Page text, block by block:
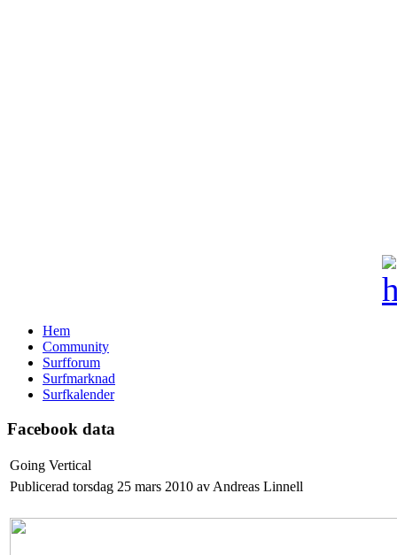
Hem
Community
Surfforum
Surfmarknad
Surfkalender
Facebook data
Going Vertical
Publicerad torsdag 25 mars 2010 av Andreas Linnell